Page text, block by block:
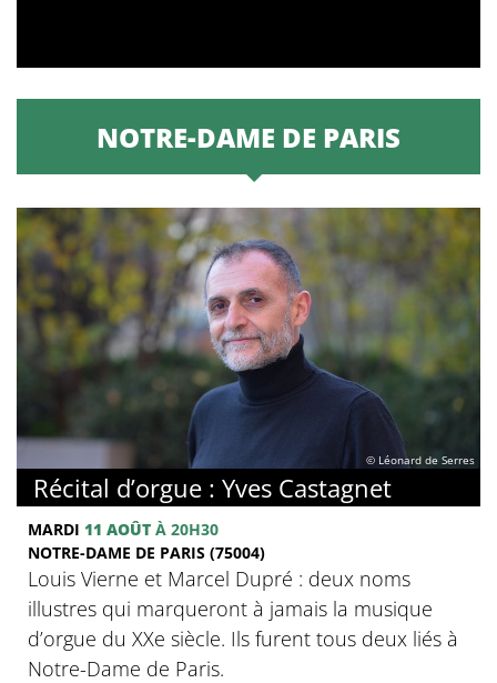
NOTRE-DAME DE PARIS
© Léonard de Serres
Récital d’orgue : Yves Castagnet
MARDI 11 AOÛT À 20H30
NOTRE-DAME DE PARIS (75004)
Louis Vierne et Marcel Dupré : deux noms
illustres qui marqueront à jamais la musique
d’orgue du XXe siècle. Ils furent tous deux liés à
Notre-Dame de Paris.